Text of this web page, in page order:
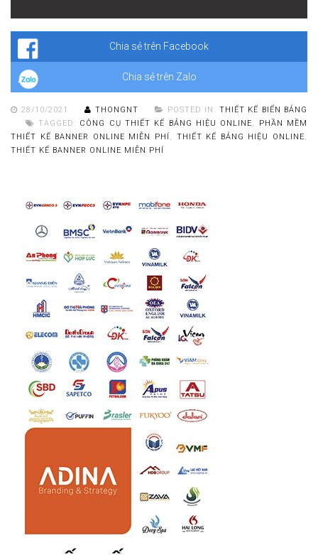
chỉ trong “nháy mắt”. Tất cả đều miễn phí và dành cho tất cả người
dùng. Nếu muốn nâng cấp trải nghiệm, bạn cần chi trả $39.99.
Chia sẻ trên Facebook
Chia sẻ trên Zalo
28/10/2021 THONGNT POSTED IN: THIẾT KẾ BIỂN BẢNG
TAGGED: CÔNG CỤ THIẾT KẾ BẢNG HIỆU ONLINE, PHẦN MỀM
THIẾT KẾ BANNER ONLINE MIỄN PHÍ , THIẾT KẾ BẢNG HIỆU ONLINE,
THIẾT KẾ BANNER ONLINE MIỄN PHÍ